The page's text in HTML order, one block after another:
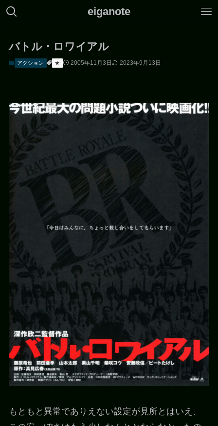
eiganote
バトル・ロワイアル
アクション ★ 2005年11月3日 2023年9月13日
もともと異常でありえない設定が見所とはいえ、